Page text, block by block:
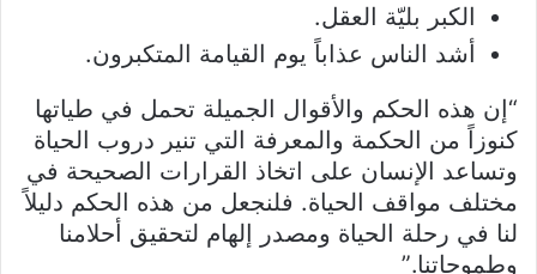
الكبر بليّة العقل.
أشد الناس عذاباً يوم القيامة المتكبرون.
“إن هذه الحكم والأقوال الجميلة تحمل في طياتها
كنوزاً من الحكمة والمعرفة التي تنير دروب الحياة
وتساعد الإنسان على اتخاذ القرارات الصحيحة في
مختلف مواقف الحياة. فلنجعل من هذه الحكم دليلاً
لنا في رحلة الحياة ومصدر إلهام لتحقيق أحلامنا
وطموحاتنا.”